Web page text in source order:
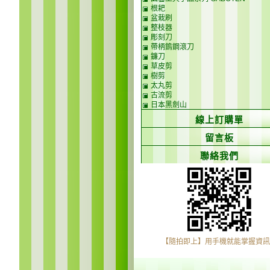
根耙
盆栽刷
整枝器
彫刻刀
帶柄鎢鋼滾刀
鐮刀
草皮剪
樹剪
太丸剪
古流剪
日本黑劍山
線上訂購單
留言板
聯絡我們
【隨拍即上】用手機就能掌握資